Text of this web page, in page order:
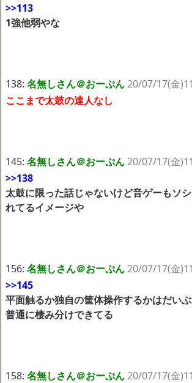
>>113
1強他弱やな
138: 名無しさん＠おーぷん20/07/17(金
ここまで太鼓の達人なし
145: 名無しさん＠おーぷん20/07/17(金
>>138
太鼓に限った話じゃないけど音ゲーもソ
れてるイメージや
156: 名無しさん＠おーぷん20/07/17(金
>>145
平面触るか独自の筐体操作するかはだい
普通に棲み分けできてる
158: 名無しさん＠おーぷん20/07/17(金